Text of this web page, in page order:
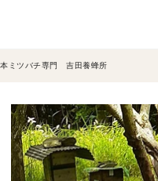
本ミツバチ専門 吉田養蜂所